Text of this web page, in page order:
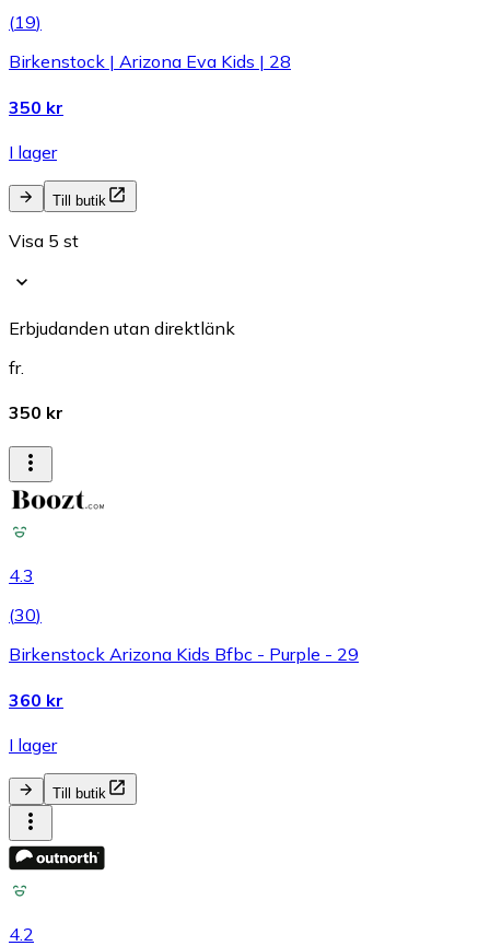
(19)
Birkenstock | Arizona Eva Kids | 28
350 kr
I lager
Till butik
Visa 5 st
Erbjudanden utan direktlänk
fr.
350 kr
4.3
(30)
Birkenstock Arizona Kids Bfbc - Purple - 29
360 kr
I lager
Till butik
4.2